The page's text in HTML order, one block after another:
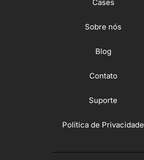
Cases
Sobre nós
Blog
Contato
Suporte
Política de Privacidade